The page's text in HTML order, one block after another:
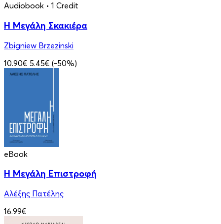
Audiobook • 1 Credit
Η Μεγάλη Σκακιέρα
Zbigniew Brzezinski
10.90€ 5.45€ (-50%)
eBook
Η Μεγάλη Επιστροφή
Αλέξης Πατέλης
16.99€